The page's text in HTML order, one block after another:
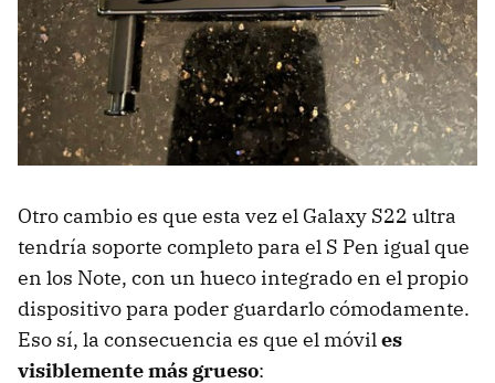
Otro cambio es que esta vez el Galaxy S22 ultra
tendría soporte completo para el S Pen igual que
en los Note, con un hueco integrado en el propio
dispositivo para poder guardarlo cómodamente.
Eso sí, la consecuencia es que el móviles
visiblemente más grueso: